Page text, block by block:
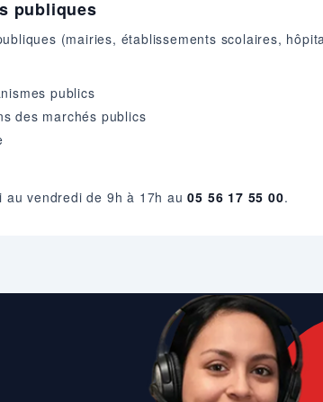
publiques
(mairies, établissements scolaires,
publics
des marchés publics
au vendredi de 9h à 17h au05 56 17 55 00.